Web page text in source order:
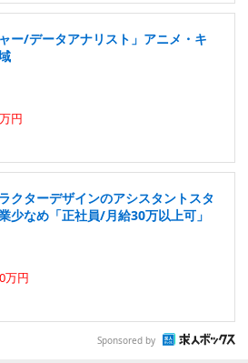
ー/データアナリスト」アニメ・キ
円
クターデザインのアシスタントスタ
少なめ「正社員/月給30万以上可」
万円
Sponsored by